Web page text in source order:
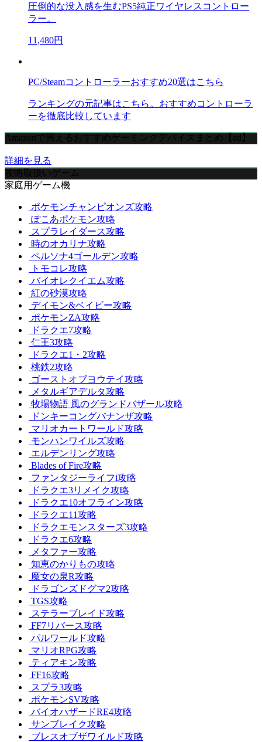
圧倒的な没入感を生むPS5純正ワイヤレスコントロー
ラー。
11,480円
PC/Steamコントローラーおすすめ20選はこちら
ランキングの元記事はこちら。おすすめコントローラ
ーを徹底比較しています
Amazonで買えるおすすめゲーミングデバイスまとめ【ad】
詳細を見る
攻略取扱いゲーム
家庭用ゲーム機
ポケモンチャンピオンズ攻略
ぽこあポケモン攻略
スプラレイダース攻略
時のオカリナ攻略
ペルソナ4ゴールデン攻略
トモコレ攻略
バイオレクイエム攻略
紅の砂漠攻略
デイモン&ベイビー攻略
ポケモンZA攻略
ドラクエ7攻略
仁王3攻略
ドラクエ1・2攻略
桃鉄2攻略
ゴーストオブヨウテイ攻略
メタルギアデルタ攻略
牧場物語 風のグランドバザール攻略
ドンキーコングバナンザ攻略
マリオカートワールド攻略
モンハンワイルズ攻略
エルデンリング攻略
Blades of Fire攻略
ファンタジーライフi攻略
ドラクエ3リメイク攻略
ドラクエ10オフライン攻略
ドラクエ11攻略
ドラクエモンスターズ3攻略
ドラクエ6攻略
メタファー攻略
知恵のかりもの攻略
魔女の泉R攻略
ドラゴンズドグマ2攻略
TGS攻略
ステラーブレイド攻略
FF7リバース攻略
パルワールド攻略
マリオRPG攻略
ティアキン攻略
FF16攻略
スプラ3攻略
ポケモンSV攻略
バイオハザードRE4攻略
サンブレイク攻略
ブレスオブザワイルド攻略